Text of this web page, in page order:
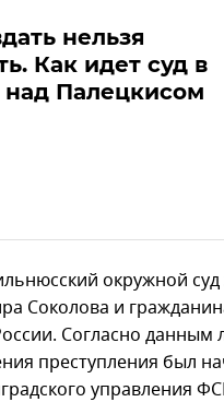
нельзя
Как идет суд в
над Палецкисом
окружной
Соколова и
Согласно
преступления был
управления